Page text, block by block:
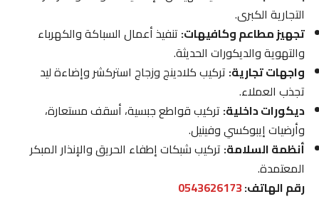
التجارية الكبرى.
تجهيز مطاعم وكافيهات:تنفيذ أعمال السباكة والكهرباء
والتهوية والديكورات الحديثة.
واجهات تجارية:تركيب كلادينج وزجاج استركشر وإضاءة ليد
تجذب العملاء.
ديكورات داخلية:تركيب قواطع جبسية، أسقف مستعارة،
وأرضيات إيبوكسي وفينيل.
أنظمة السلامة:تركيب شبكات إطفاء الحريق والإنذار المبكر
المعتمدة.
رقم الهاتف:0543626173